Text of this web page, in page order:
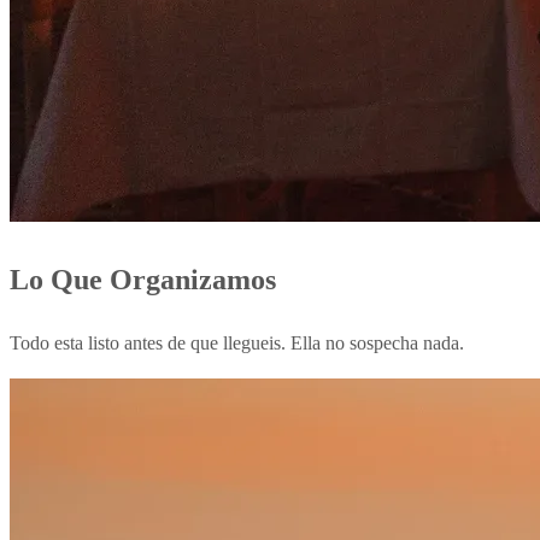
Lo Que Organizamos
Todo esta listo antes de que llegueis. Ella no sospecha nada.